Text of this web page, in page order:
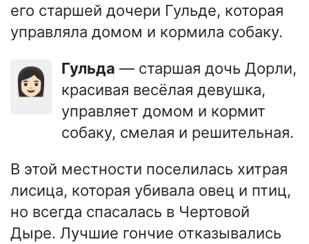
его старшей дочери Гульде, которая
управляла домом и кормила собаку.
👩🏻 Гульда — старшая дочь Дорли,
красивая весёлая девушка,
управляет домом и кормит
собаку, смелая и решительная.
В этой местности поселилась хитрая
лисица, которая убивала овец и птиц,
но всегда спасалась в Чертовой
Дыре. Лучшие гончие отказывались